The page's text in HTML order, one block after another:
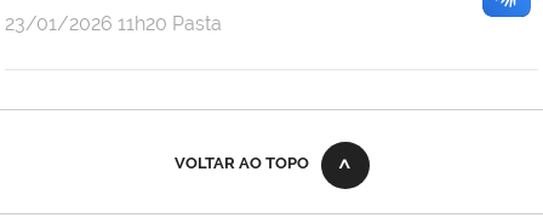
publicado
23/01/2026 11h20 Pasta
VOLTAR AO TOPO